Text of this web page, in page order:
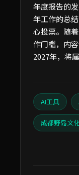
年度报告的
年工作的总
心投票。随
作门槛，内
2027年，将
AI工具
成都野岛文